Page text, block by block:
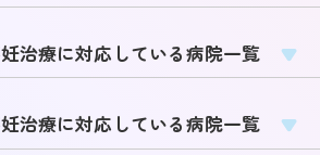
治療に対応している病院一覧
治療に対応している病院一覧